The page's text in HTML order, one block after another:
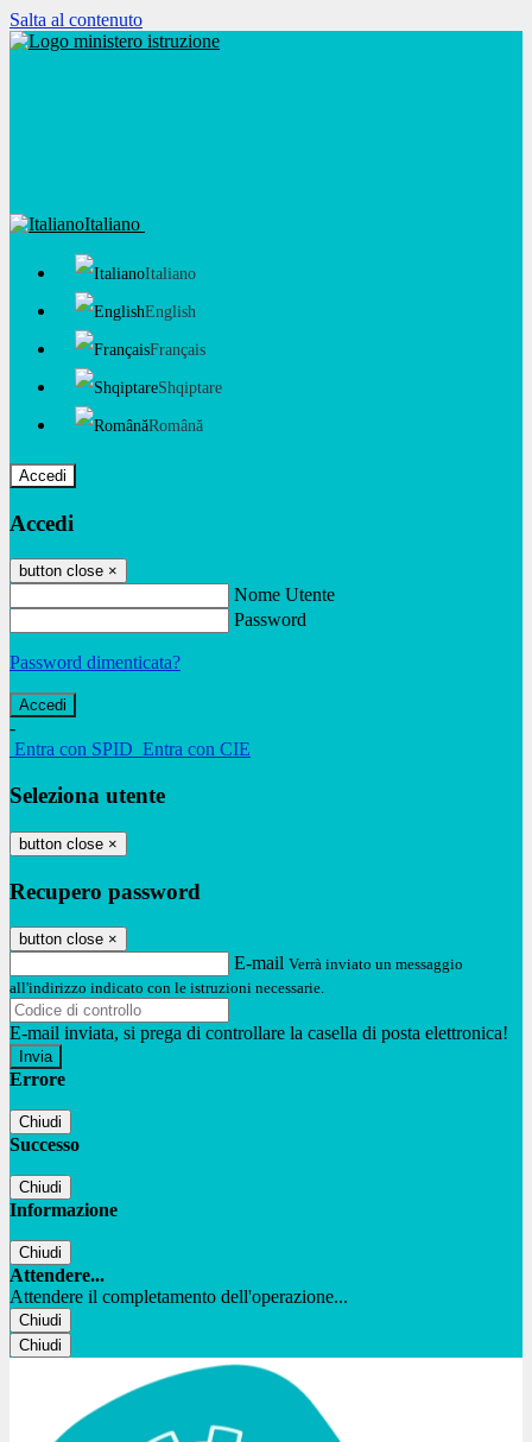
Salta al contenuto
Italiano
Italiano
English
Français
Shqiptare
Română
Accedi
Accedi
button close ×
Nome Utente
Password
Password dimenticata?
-
Entra con SPID Entra con CIE
Seleziona utente
button close ×
Recupero password
button close ×
E-mail Verrà inviato un messaggio
all'indirizzo indicato con le istruzioni necessarie.
E-mail inviata, si prega di controllare la casella di posta elettronica!
Errore
Chiudi
Successo
Chiudi
Informazione
Chiudi
Attendere...
Attendere il completamento dell'operazione...
Chiudi
Chiudi